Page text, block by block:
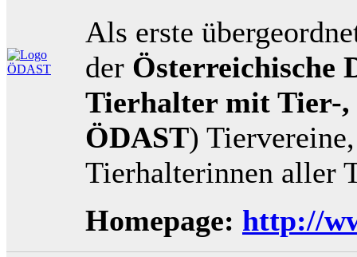
Als erste
der Österreichische
Tierhalter mit Tier-,
ÖDAST)
Tierhalterinnen aller
Homepage: http://